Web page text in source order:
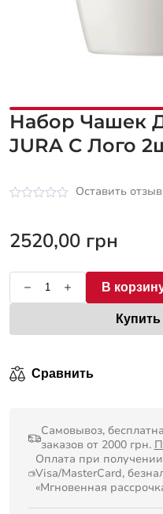
Набор Чашек
JURA C Лого
5
Оставить отзыв
2520,00 грн
В
Сравнить
Самовывоз,
заказов от 2000 грн.
Оплата при
Visa/MasterCard,
«Мгновенная